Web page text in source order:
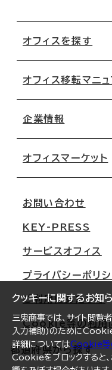
クッキーに関するお知
三鬼商事では、サイト閲覧
入力補助)のためにCookie
詳細についてはCookie等
Cookieをブロックすると
オフィスを探す
地図から探す
路線・駅から探す
オフィス移転マニ
移転コストシミュレ
移転スケジュール
オフィス移転Q&A
企業情報
オフィスマーケット
大阪
名古屋
札幌
仙台
横浜
福岡
お問い合わせ
KEY-PRESS
サービスオフィス
プライバシーポリ
ご利用にあたって
Cookie等の利用
都道府県から探す